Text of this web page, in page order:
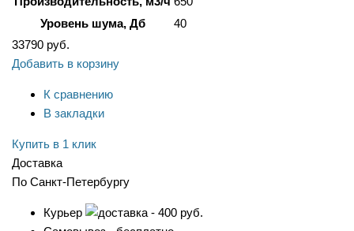
Уровень шума, Дб
40
33790 руб.
Добавить в корзину
К сравнению
В закладки
Купить в 1 клик
Доставка
По Санкт-Петербургу
Курьер
- 400 руб.